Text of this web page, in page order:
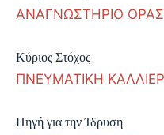
ΑΝΑΓΝΩΣΤΗΡΙΟ ΟΡΑΣ
Κύριος Στόχος
ΠΝΕΥΜΑΤΙΚΗ
Πηγή για την Ίδρυση